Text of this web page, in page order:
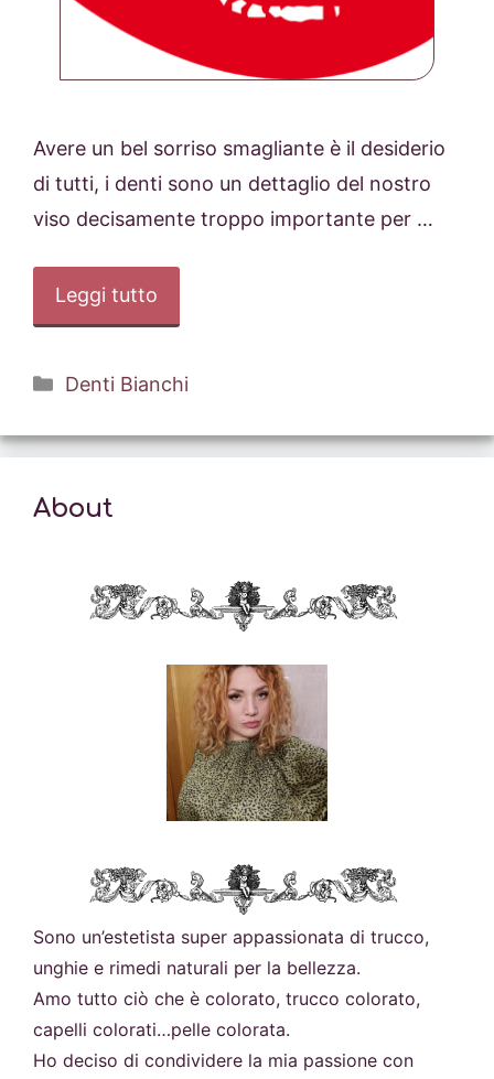
Avere un bel sorriso smagliante è il desiderio
di tutti, i denti sono un dettaglio del nostro
viso decisamente troppo importante per …
Leggi tutto
Categorie
Denti Bianchi
About
Sono un’estetista super appassionata di trucco,
unghie e rimedi naturali per la bellezza.
Amo tutto ciò che è colorato, trucco colorato,
capelli colorati…pelle colorata.
Ho deciso di condividere la mia passione con